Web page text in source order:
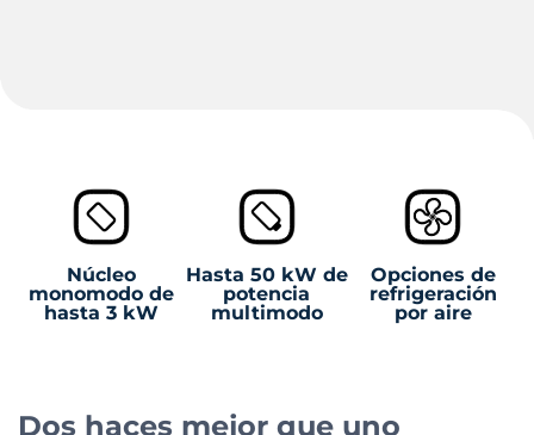
Núcleo
monomodo de
hasta 3 kW
Hasta 50 kW de
potencia
multimodo
Opciones de
refrigeración
por aire
Dos haces mejor que uno